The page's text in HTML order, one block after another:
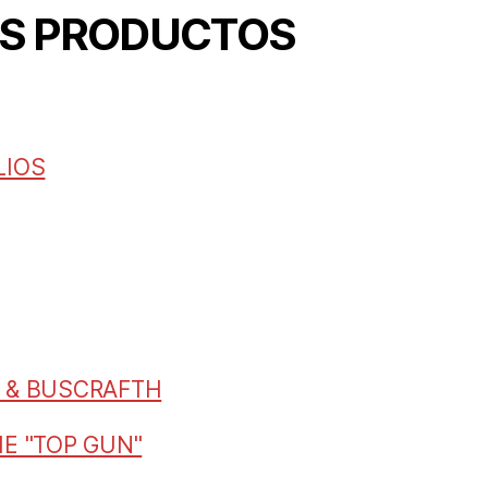
PRODUCTOS
BUSCRAFTH
"TOP GUN"